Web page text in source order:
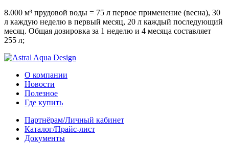
8.000 м³ прудовой воды = 75 л первое применение (весна), 30
л каждую неделю в первый месяц, 20 л каждый последующий
месяц. Общая дозировка за 1 неделю и 4 месяца составляет
255 л;
О компании
Новости
Полезное
Где купить
Партнёрам/Личный кабинет
Каталог/Прайс-лист
Документы